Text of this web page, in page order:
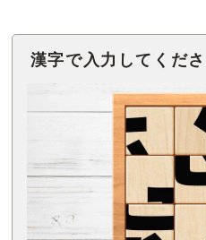
漢字で入力してくださ